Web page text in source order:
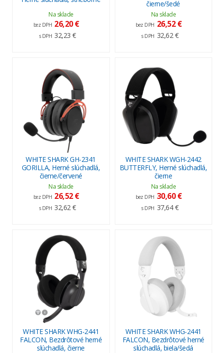
Na sklade
bez DPH 26,20 €
s DPH 32,23 €
čierne/šedé
Na sklade
bez DPH 26,52 €
s DPH 32,62 €
WHITE SHARK GH-2341
GORILLA, Herné slúchadlá,
čierne/červené
Na sklade
bez DPH 26,52 €
s DPH 32,62 €
WHITE SHARK WGH-2442
BUTTERFLY, Herné slúchadlá,
čierne
Na sklade
bez DPH 30,60 €
s DPH 37,64 €
WHITE SHARK WHG-2441
FALCON, Bezdrôtové herné
slúchadlá, čierne
WHITE SHARK WHG-2441
FALCON, Bezdrôtové herné
slúchadlá, biela/šedá